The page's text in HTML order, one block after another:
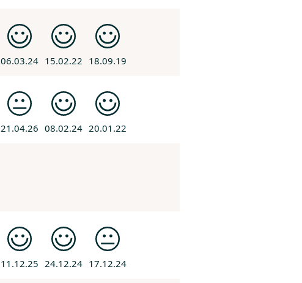
06.03.24 15.02.22 18.09.19
21.04.26 08.02.24 20.01.22
11.12.25 24.12.24 17.12.24